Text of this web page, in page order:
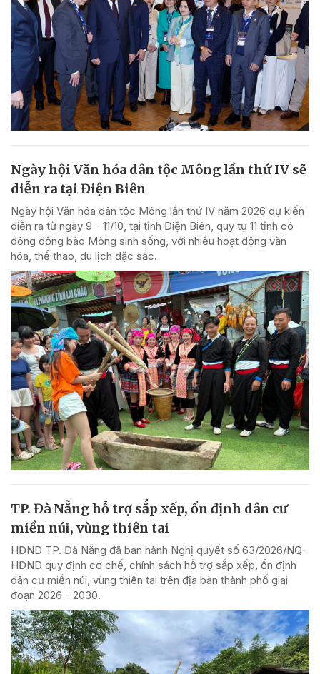
Ngày hội Văn hóa dân tộc Mông lần thứ IV sẽ
diễn ra tại Điện Biên
Ngày hội Văn hóa dân tộc Mông lần thứ IV năm 2026 dự kiến
diễn ra từ ngày 9 - 11/10, tại tỉnh Điện Biên, quy tụ 11 tỉnh có
đông đồng bào Mông sinh sống, với nhiều hoạt động văn
hóa, thể thao, du lịch đặc sắc.
TP. Đà Nẵng hỗ trợ sắp xếp, ổn định dân cư
miền núi, vùng thiên tai
HĐND TP. Đà Nẵng đã ban hành Nghị quyết số 63/2026/NQ-
HĐND quy định cơ chế, chính sách hỗ trợ sắp xếp, ổn định
dân cư miền núi, vùng thiên tai trên địa bàn thành phố giai
đoạn 2026 - 2030.